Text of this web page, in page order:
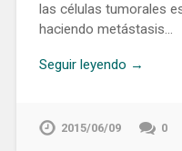
las células tumorales
haciendo metástasis…
Seguir leyendo →
2015/06/09 0